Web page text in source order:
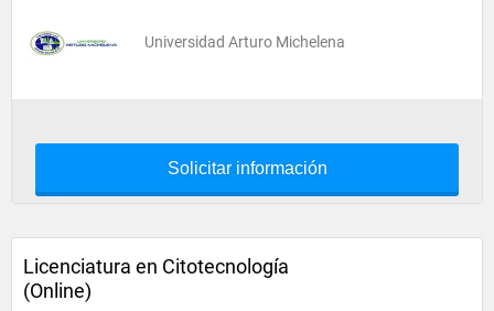
Universidad Arturo Michelena
Solicitar información
Licenciatura en Citotecnología
(Online)